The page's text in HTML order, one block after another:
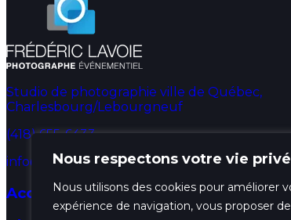
Nous respectons votre vie
Nous utilisons des cookies pour améliorer
expérience de navigation, vous proposer
Studio de photographie ville de Québec,
Charlesbourg/Lebourgneuf
(418) 655-6433
info@fredphotographe.com
Accueil